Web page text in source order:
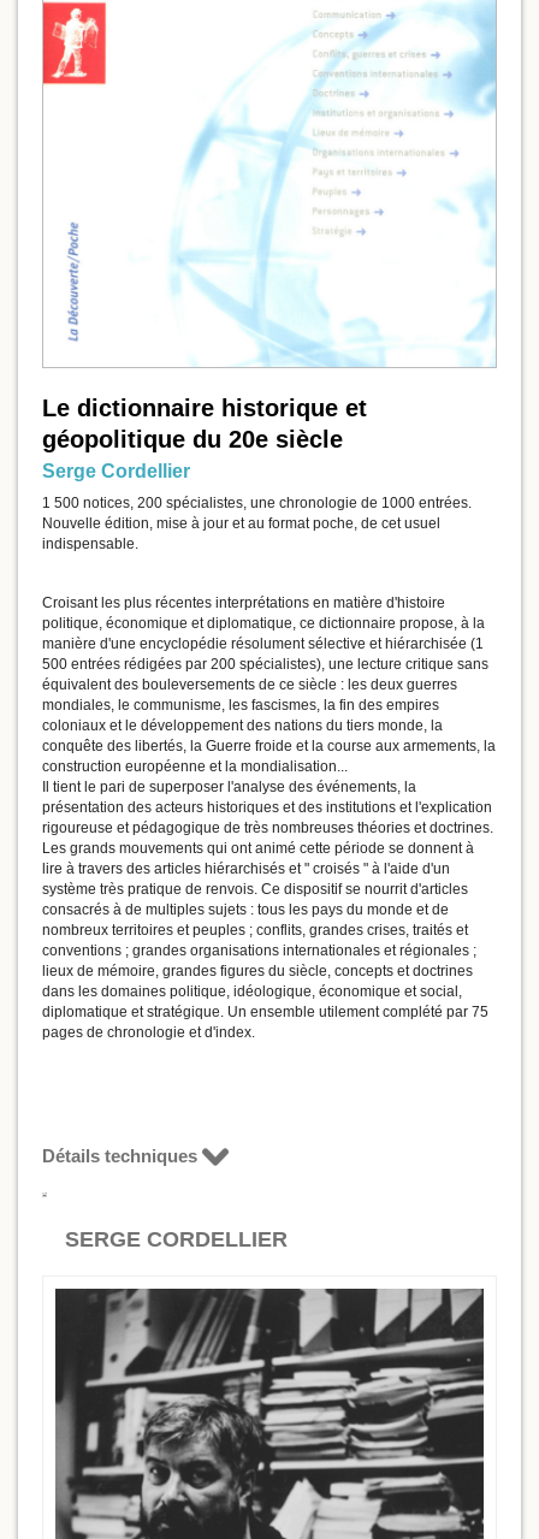
Le dictionnaire historique et
géopolitique du 20e siècle
Serge Cordellier
1 500 notices, 200 spécialistes, une chronologie de 1000 entrées.
Nouvelle édition, mise à jour et au format poche, de cet usuel
indispensable.
Croisant les plus récentes interprétations en matière d'histoire
politique, économique et diplomatique, ce dictionnaire propose, à la
manière d'une encyclopédie résolument sélective et hiérarchisée (1
500 entrées rédigées par 200 spécialistes), une lecture critique sans
équivalent des bouleversements de ce siècle : les deux guerres
mondiales, le communisme, les fascismes, la fin des empires
coloniaux et le développement des nations du tiers monde, la
conquête des libertés, la Guerre froide et la course aux armements, la
construction européenne et la mondialisation...
Il tient le pari de superposer l'analyse des événements, la
présentation des acteurs historiques et des institutions et l'explication
rigoureuse et pédagogique de très nombreuses théories et doctrines.
Les grands mouvements qui ont animé cette période se donnent à
lire à travers des articles hiérarchisés et " croisés " à l'aide d'un
système très pratique de renvois. Ce dispositif se nourrit d'articles
consacrés à de multiples sujets : tous les pays du monde et de
nombreux territoires et peuples ; conflits, grandes crises, traités et
conventions ; grandes organisations internationales et régionales ;
lieux de mémoire, grandes figures du siècle, concepts et doctrines
dans les domaines politique, idéologique, économique et social,
diplomatique et stratégique. Un ensemble utilement complété par 75
pages de chronologie et d'index.
Détails techniques
SERGE CORDELLIER